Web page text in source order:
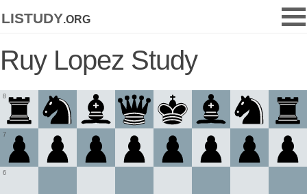
listudy.org
Ruy Lopez Study
6
7
8